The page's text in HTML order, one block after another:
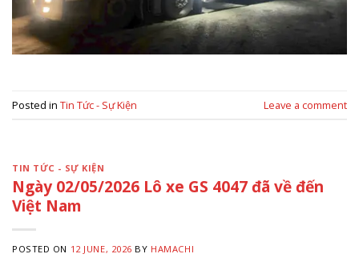
Posted in Tin Tức - Sự Kiện Leave a comment
TIN TỨC - SỰ KIỆN
Ngày 02/05/2026 Lô xe GS 4047 đã về đến
Việt Nam
POSTED ON 12 JUNE, 2026 BY HAMACHI